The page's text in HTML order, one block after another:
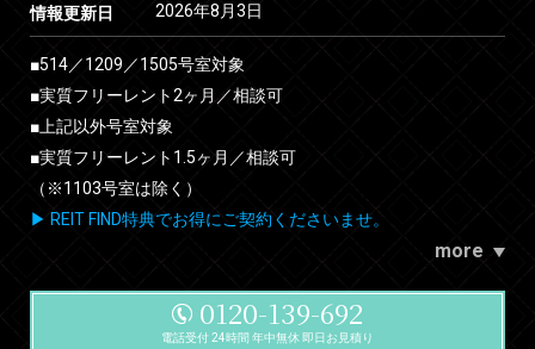
情報更新日 2026年8月3日
■514／1209／1505号室対象
■実質フリーレント2ヶ月／相談可
■上記以外号室対象
■実質フリーレント1.5ヶ月／相談可
（※1103号室は除く）
▶ REIT FIND特典でお得にご契約くださいませ。
more
0120-139-692
電話受付 24時間 年中無休 即日お見積り